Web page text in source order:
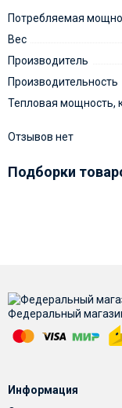
Потребляемая
Вес
Производитель
Производительность
Тепловая мощность,
Отзывов нет
Подборки
Федеральный
Информация